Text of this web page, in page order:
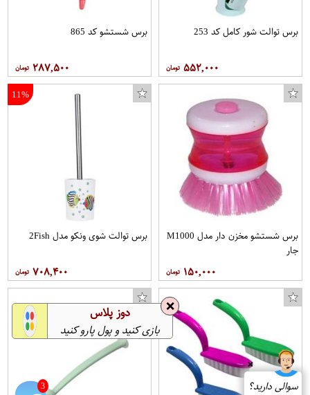
برس توالت شور کامل کد 253
۵۵۲,۰۰۰
برس شستشو کد 865
۲۸۷,۵۰۰
برس شستشو مخزن دار مدل M1000
جار
۱۵۰,۰۰۰
11%
برس توالت شوی ونکو مدل 2Fish
۷۰۸,۴۰۰
❌
سوالی دارید؟
3
❌ دوز پلاس
بازی کنید و پول پارو کنید